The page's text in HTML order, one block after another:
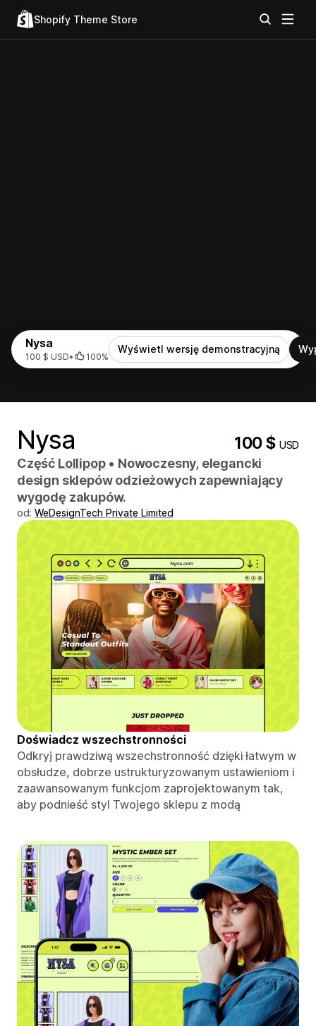
Shopify Theme Store
Nysa
100 $ USD• 100%
Wyświetl wersję demonstracyjną
Nysa 100 $USD
Część Lollipop • Nowoczesny, elegancki
design sklepów odzieżowych zapewniający
wygodę zakupów.
od: WeDesignTech Private Limited
Doświadcz wszechstronności
Odkryj prawdziwą wszechstronność dzięki łatwym w
obsłudze, dobrze ustrukturyzowanym ustawieniom i
zaawansowanym funkcjom zaprojektowanym tak,
aby podnieść styl Twojego sklepu z modą